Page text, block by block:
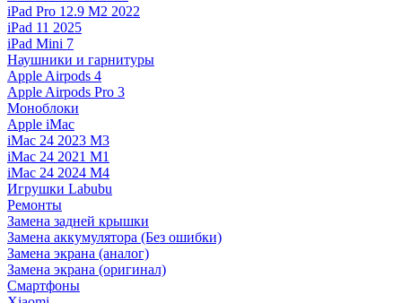
iPad Pro 12.9 M2 2022
iPad 11 2025
iPad Mini 7
Наушники и гарнитуры
Apple Airpods 4
Apple Airpods Pro 3
Моноблоки
Apple iMac
iMac 24 2023 M3
iMac 24 2021 M1
iMac 24 2024 M4
Игрушки Labubu
Ремонты
Замена задней крышки
Замена аккумулятора (Без ошибки)
Замена экрана (аналог)
Замена экрана (оригинал)
Смартфоны